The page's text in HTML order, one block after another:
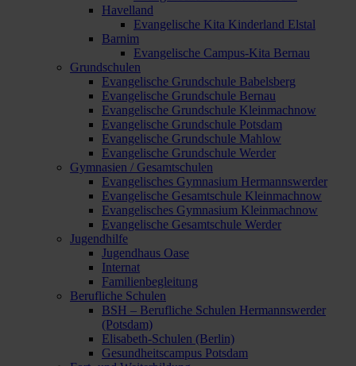
Havelland
Evangelische Kita Kinderland Elstal
Barnim
Evangelische Campus-Kita Bernau
Grundschulen
Evangelische Grundschule Babelsberg
Evangelische Grundschule Bernau
Evangelische Grundschule Kleinmachnow
Evangelische Grundschule Potsdam
Evangelische Grundschule Mahlow
Evangelische Grundschule Werder
Gymnasien / Gesamtschulen
Evangelisches Gymnasium Hermannswerder
Evangelische Gesamtschule Kleinmachnow
Evangelisches Gymnasium Kleinmachnow
Evangelische Gesamtschule Werder
Jugendhilfe
Jugendhaus Oase
Internat
Familienbegleitung
Berufliche Schulen
BSH – Berufliche Schulen Hermannswerder
(Potsdam)
Elisabeth-Schulen (Berlin)
Gesundheitscampus Potsdam